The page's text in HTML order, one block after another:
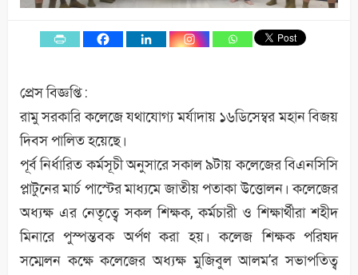
প্রেস বিজ্ঞপ্তি :
রামু সরকারি কলেজে যথাযোগ্য মর্যাদায় ১৬ডিসেম্বর মহান বিজয়
দিবস পালিত হয়েছে।
পূর্ব নির্ধারিত কর্মসূচী অনুসারে সকাল ৯টায় কলেজের বিএনসিসি
প্লাটুনের মার্চ পাস্টের মাধ্যমে জাতীয় পতাকা উত্তোলন। কলেজের
অধ্যক্ষ এর নেতৃত্বে সকল শিক্ষক, কর্মচারী ও শিক্ষার্থীরা শহীদ
মিনারে পুস্পম্তবক অর্পণ করা হয়। কলেজ শিক্ষক পরিষদ
সম্মেলন কক্ষে কলেজের অধ্যক্ষ মুজিবুল আলম’র সভাপতিত্ব